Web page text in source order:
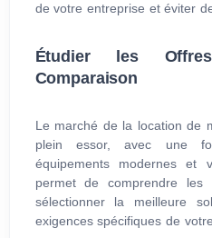
de votre entreprise et éviter
Étudier les
Comparaison
Le marché de la location de
plein essor, avec une
équipements modernes et
permet de comprendre les
sélectionner la meilleure
exigences spécifiques de